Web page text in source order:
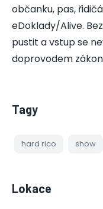
občanku, pas,
eDoklady/Alive.
pustit a vstup se
doprovodem
Tagy
hard rico show
Lokace